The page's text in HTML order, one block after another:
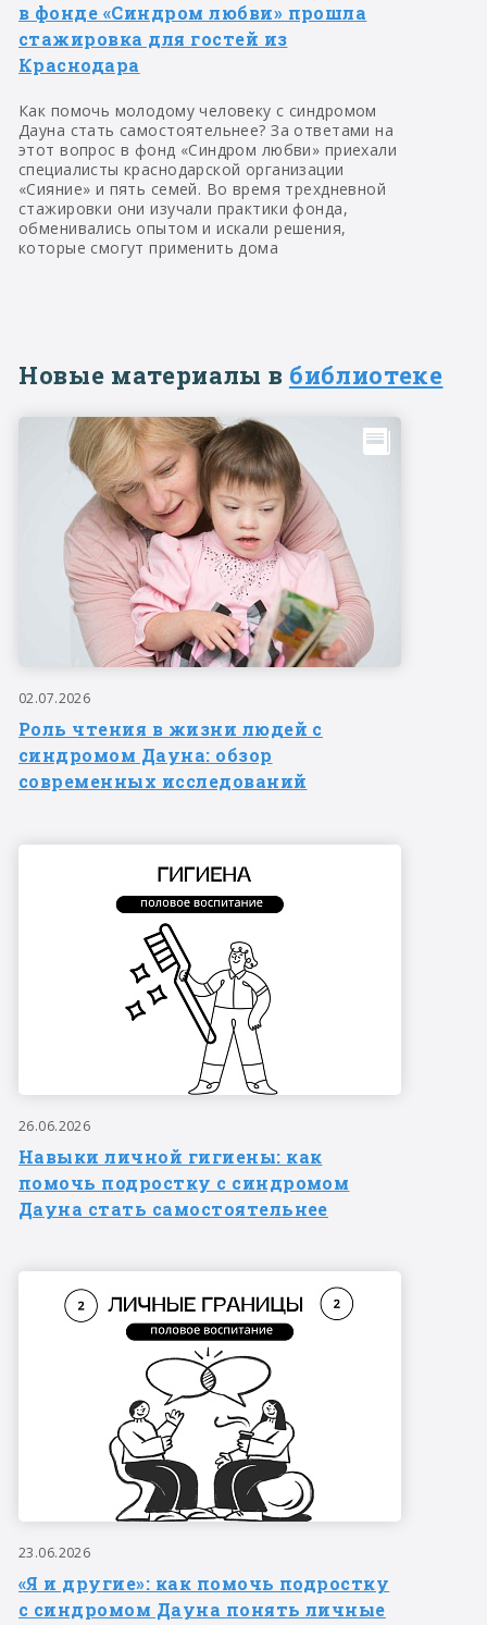
в фонде «Синдром любви» прошла
стажировка для гостей из
Краснодара
Как помочь молодому человеку с синдромом
Дауна стать самостоятельнее? За ответами на
этот вопрос в фонд «Синдром любви» приехали
специалисты краснодарской организации
«Сияние» и пять семей. Во время трехдневной
стажировки они изучали практики фонда,
обменивались опытом и искали решения,
которые смогут применить дома
Новые материалы в библиотеке
02.07.2026
Роль чтения в жизни людей с
синдромом Дауна: обзор
современных исследований
26.06.2026
Навыки личной гигиены: как
помочь подростку с синдромом
Дауна стать самостоятельнее
23.06.2026
«Я и другие»: как помочь подростку
с синдромом Дауна понять личные